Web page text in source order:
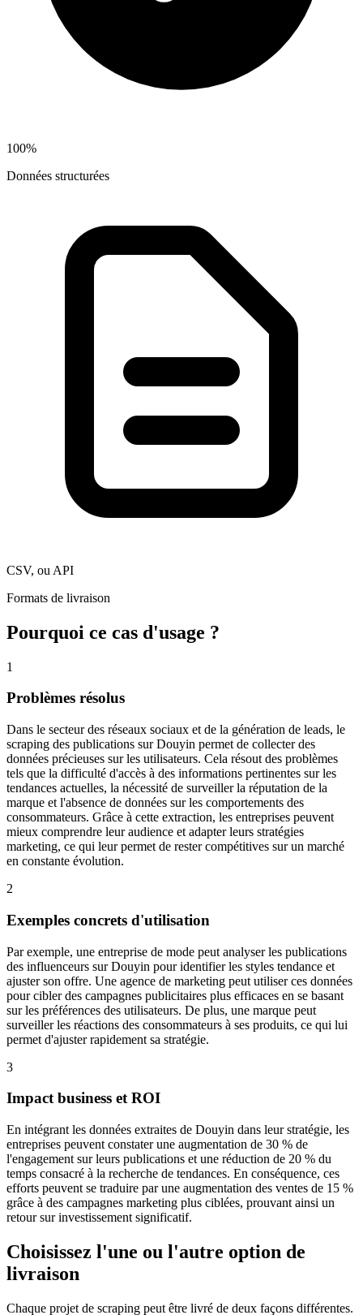
100%
Données structurées
CSV, ou API
Formats de livraison
Pourquoi ce cas d'usage ?
1
Problèmes résolus
Dans le secteur des réseaux sociaux et de la génération de leads, le
scraping des publications sur Douyin permet de collecter des
données précieuses sur les utilisateurs. Cela résout des problèmes
tels que la difficulté d'accès à des informations pertinentes sur les
tendances actuelles, la nécessité de surveiller la réputation de la
marque et l'absence de données sur les comportements des
consommateurs. Grâce à cette extraction, les entreprises peuvent
mieux comprendre leur audience et adapter leurs stratégies
marketing, ce qui leur permet de rester compétitives sur un marché
en constante évolution.
2
Exemples concrets d'utilisation
Par exemple, une entreprise de mode peut analyser les publications
des influenceurs sur Douyin pour identifier les styles tendance et
ajuster son offre. Une agence de marketing peut utiliser ces données
pour cibler des campagnes publicitaires plus efficaces en se basant
sur les préférences des utilisateurs. De plus, une marque peut
surveiller les réactions des consommateurs à ses produits, ce qui lui
permet d'ajuster rapidement sa stratégie.
3
Impact business et ROI
En intégrant les données extraites de Douyin dans leur stratégie, les
entreprises peuvent constater une augmentation de 30 % de
l'engagement sur leurs publications et une réduction de 20 % du
temps consacré à la recherche de tendances. En conséquence, ces
efforts peuvent se traduire par une augmentation des ventes de 15 %
grâce à des campagnes marketing plus ciblées, prouvant ainsi un
retour sur investissement significatif.
Choisissez l'une ou l'autre option de
livraison
Chaque projet de scraping peut être livré de deux façons différentes.